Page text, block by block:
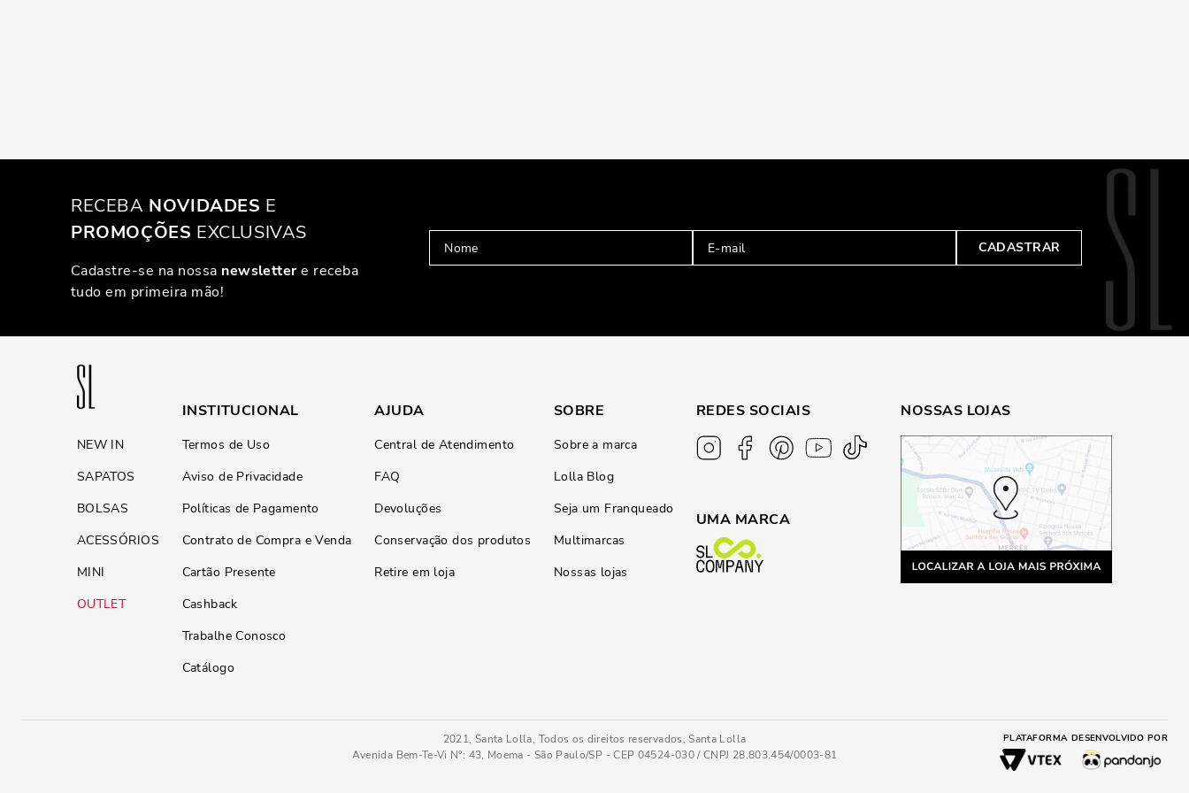
RECEBA NOVIDADES E
PROMOÇÕES EXCLUSIVAS
Cadastre-se na nossa newslettere receba
tudo em primeira mão!
CADASTRAR
NEW IN
SAPATOS
BOLSAS
ACESSÓRIOS
MINI
OUTLET
INSTITUCIONAL
Termos de Uso
Aviso de Privacidade
Políticas de Pagamento
Contrato de Compra e Venda
Cartão Presente
Cashback
Trabalhe Conosco
Catálogo
AJUDA
Central de Atendimento
FAQ
Devoluções
Conservação dos produtos
Retire em loja
SOBRE
Sobre a marca
Lolla Blog
Seja um Franqueado
Multimarcas
Nossas lojas
REDES SOCIAIS
UMA MARCA
NOSSAS LOJAS
2021, Santa Lolla, Todos os direitos reservados, Santa Lolla
Avenida Bem-Te-Vi N°: 43, Moema - São Paulo/SP - CEP 04524-030 / CNPJ 28.803.454/0003-81
PLATAFORMA DESENVOLVIDO POR